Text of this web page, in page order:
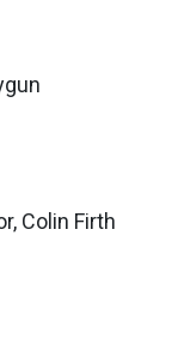
Colin Firth